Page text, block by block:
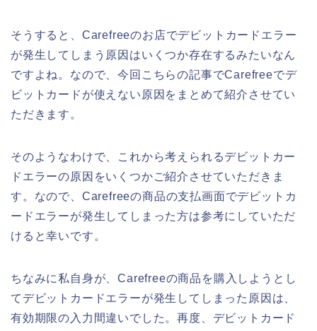
そうすると、Carefreeのお店でデビットカードエラー
が発生してしまう原因はいくつか存在するみたいなん
ですよね。なので、今回こちらの記事でCarefreeでデ
ビットカードが使えない原因をまとめて紹介させてい
ただきます。
そのようなわけで、これから考えられるデビットカー
ドエラーの原因をいくつかご紹介させていただきま
す。なので、Carefreeの商品の支払画面でデビットカ
ードエラーが発生してしまった方は参考にしていただ
けると幸いです。
ちなみに私自身が、Carefreeの商品を購入しようとし
てデビットカードエラーが発生してしまった原因は、
有効期限の入力間違いでした。再度、デビットカード